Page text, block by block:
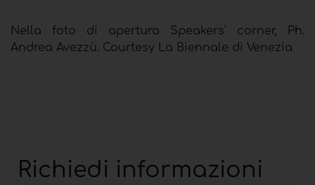
Nella foto di apertura Speakers' corner, Ph.
Andrea Avezzù. Courtesy La Biennale di Venezia
Richiedi informazioni